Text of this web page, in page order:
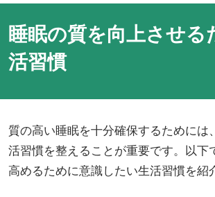
睡眠の質を向上させる
活習慣
質の高い睡眠を十分確保するためには
活習慣を整えることが重要です。以下
高めるために意識したい生活習慣を紹